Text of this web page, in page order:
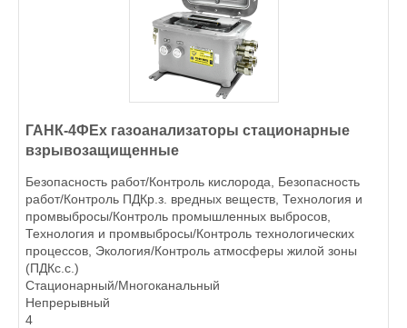
ГАНК-4ФEx газоанализаторы стационарные
взрывозащищенные
Безопасность работ/Контроль кислорода, Безопасность
работ/Контроль ПДКр.з. вредных веществ, Технология и
промвыбросы/Контроль промышленных выбросов,
Технология и промвыбросы/Контроль технологических
процессов, Экология/Контроль атмосферы жилой зоны
(ПДКс.с.)
Стационарный/Многоканальный
Непрерывный
4